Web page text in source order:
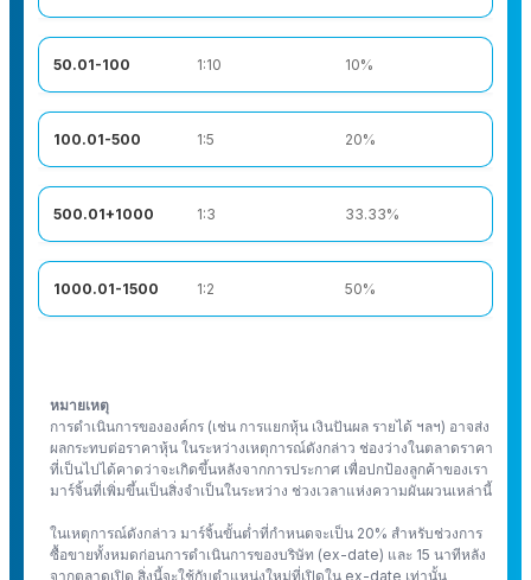
50.01-100 1:10 10%
100.01-500 1:5 20%
500.01+1000 1:3 33.33%
1000.01-1500 1:2 50%
หมายเหตุ
การดำเนินการขององค์กร (เช่น การแยกหุ้น เงินปันผล รายได้ ฯลฯ) อาจส่ง
ผลกระทบต่อราคาหุ้น ในระหว่างเหตุการณ์ดังกล่าว ช่องว่างในตลาดราคา
ที่เป็นไปได้คาดว่าจะเกิดขึ้นหลังจากการประกาศ เพื่อปกป้องลูกค้าของเรา
มาร์จิ้นที่เพิ่มขึ้นเป็นสิ่งจำเป็นในระหว่าง ช่วงเวลาแห่งความผันผวนเหล่านี้
ในเหตุการณ์ดังกล่าว มาร์จิ้นขั้นต่ำที่กำหนดจะเป็น 20% สำหรับช่วงการ
ซื้อขายทั้งหมดก่อนการดำเนินการของบริษัท (ex-date) และ 15 นาทีหลัง
จากตลาดเปิด สิ่งนี้จะใช้กับตำแหน่งใหม่ที่เปิดใน ex-date เท่านั้น